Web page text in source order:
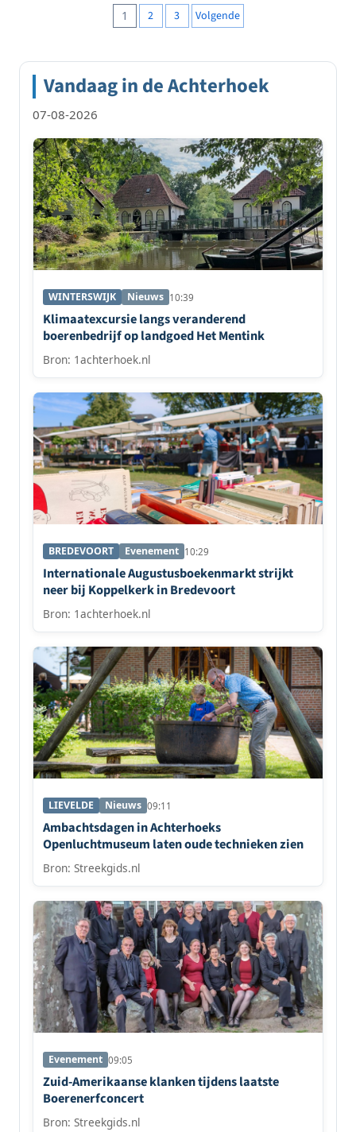
Berichten
1 2 3 Volgende
Vandaag in de Achterhoek
07-08-2026
WINTERSWIJK Nieuws 10:39
Klimaatexcursie langs veranderend
boerenbedrijf op landgoed Het Mentink
Bron: 1achterhoek.nl
BREDEVOORT Evenement 10:29
Internationale Augustusboekenmarkt strijkt
neer bij Koppelkerk in Bredevoort
Bron: 1achterhoek.nl
LIEVELDE Nieuws 09:11
Ambachtsdagen in Achterhoeks
Openluchtmuseum laten oude technieken zien
Bron: Streekgids.nl
Evenement 09:05
Zuid-Amerikaanse klanken tijdens laatste
Boerenerfconcert
Bron: Streekgids.nl